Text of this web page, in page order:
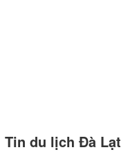
Tin du lịch Đà Lạt